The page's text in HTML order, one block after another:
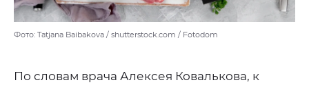
Фото: Tatjana Baibakova / shutterstock.com / Fotodom
По словам врача Алексея Ковалькова, к